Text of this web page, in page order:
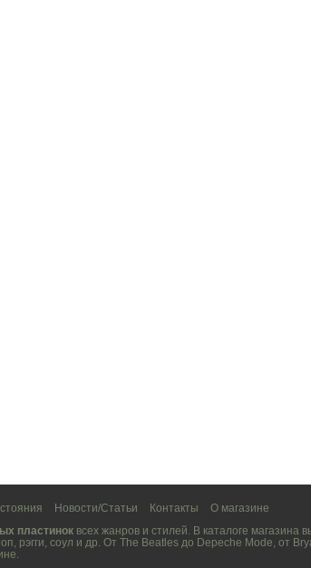
Новости/Статьи Контакты
О магазине
пластинок всех жанров и стилей. В каталоге магазина
, рэгги, соул и др. От The Beatles до Depeche Mode, от